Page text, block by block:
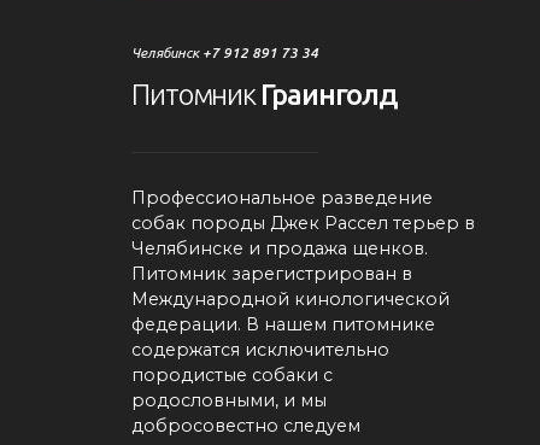
Челябинск +7 912 891 73 34
Питомник Граинголд
Профессиональное разведение
собак породы Джек Рассел терьер в
Челябинске и продажа щенков.
Питомник зарегистрирован в
Международной кинологической
федерации. В нашем питомнике
содержатся исключительно
породистые собаки с
родословными, и мы
добросовестно следуем